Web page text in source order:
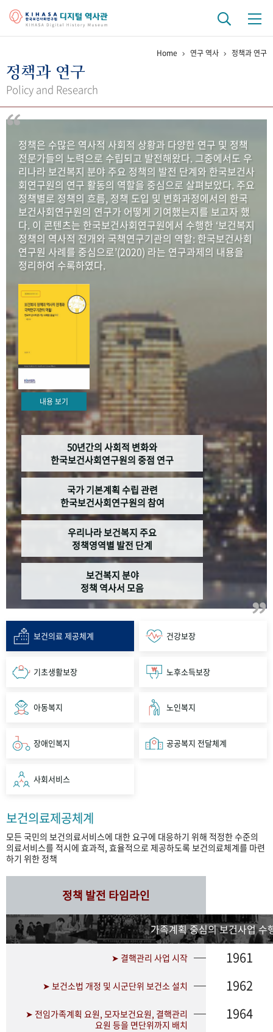
걸어온 길 기관 변천사
연구 역사
정책과 연구 키워드로 보는 연구 역사
연구자들
간행물 변천사
기록물 아카이브
사진 아카이브 문서 기록물 행정박물 영상 기록물
50+1주년 기념
성과 50선 숫자로 보는 50년
세계와 함께 한 KIHASA
VR 역사관
Home 연구 역사 정책과 연구
정책과 연구
Policy and Research
정책은 수많은 역사적 사회적 상황과 다양한 연구 및 정책
전문가들의 노력으로 수립되고 발전해왔다. 그중에서도 우
리나라 보건복지 분야 주요 정책의 발전 단계와 한국보건사
회연구원의 연구 활동의 역할을 중심으로 살펴보았다. 주요
정책별로 정책의 흐름, 정책 도입 및 변화과정에서의 한국
보건사회연구원의 연구가 어떻게 기여했는지를 보고자 했
다. 이 콘텐츠는 한국보건사회연구원에서 수행한 ‘보건복지
정책의 역사적 전개와 국책연구기관의 역할: 한국보건사회
연구원 사례를 중심으로’(2020) 라는 연구과제의 내용을
정리하여 수록하였다.
내용 보기
50년간의 사회적 변화와
한국보건사회연구원의 중점 연구
국가 기본계획 수립 관련
한국보건사회연구원의 참여
우리나라 보건복지 주요
정책영역별 발전 단계
보건복지 분야
정책 역사서 모음
보건의료 제공체계 건강보장
기초생활보장 노후소득보장
아동복지 노인복지
장애인복지 공공복지 전달체계
사회서비스
보건의료제공체계
모든 국민의 보건의료서비스에 대한 요구에 대응하기 위해 적정한 수준의
의료서비스를 적시에 효과적, 효율적으로 제공하도록 보건의료체계를 마련
하기 위한 정책
정책 발전 타임라인
가족계획 중심의 보건사업 수
➤ 결핵관리 사업 시작 1961
➤ 보건소법 개정 및 시군단위 보건소 설치 1962
➤ 전임가족계획 요원, 모자보건요원, 결핵관리
요원 등을 면단위까지 배치
1964